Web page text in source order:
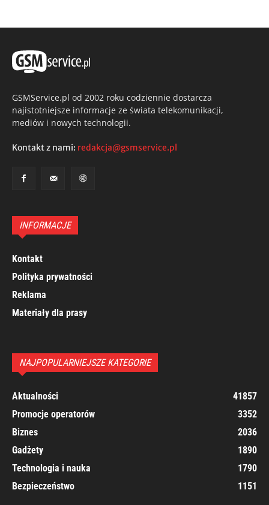
GSMService.pl od 2002 roku codziennie dostarcza
najistotniejsze informacje ze świata telekomunikacji,
mediów i nowych technologii.
Kontakt z nami: redakcja@gsmservice.pl
INFORMACJE
Kontakt
Polityka prywatności
Reklama
Materiały dla prasy
NAJPOPULARNIEJSZE KATEGORIE
Aktualności
41857
Promocje operatorów
3352
Biznes
2036
Gadżety
1890
Technologia i nauka
1790
Bezpieczeństwo
1151